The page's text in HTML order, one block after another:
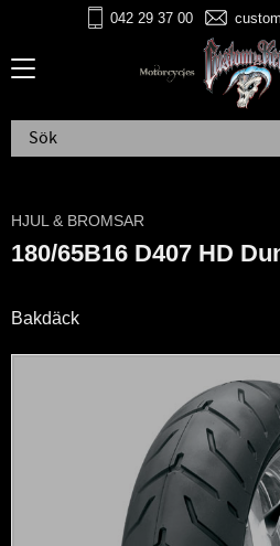
042 29 37 00
HJUL & BROMSAR
180/65B16 D407 HD
Bakdäck